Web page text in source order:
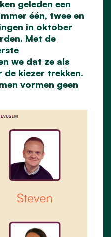
geleden een
één, twee en
in oktober
Met de
we dat ze als
kiezer trekken.
vormen geen